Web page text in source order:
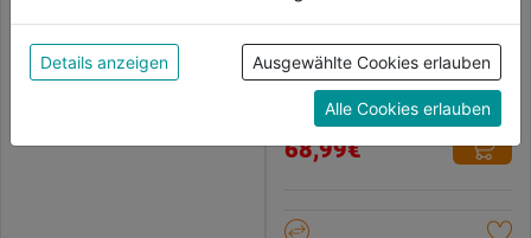
von
Betonschraube FBS II
ULTRACUT
0.0 (0)
von
68,99€
der Verwendung aller Cookies zu. Unter "Details
anzeigen" findest du alle Infos zu den
unterschiedlichen Cookies, unter "Cookies
Konfigurieren" kannst du auswählen, welche Cookies
du zulassen möchtest und welche nicht.
Weitere Informationen findest du in unserer
Details anzeigen Ausgewählte Cookies erlauben
Alle Cookies erlauben